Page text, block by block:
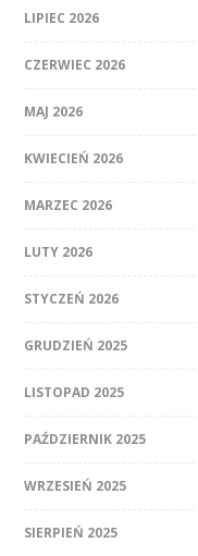
LIPIEC 2026
CZERWIEC 2026
MAJ 2026
KWIECIEŃ 2026
MARZEC 2026
LUTY 2026
STYCZEŃ 2026
GRUDZIEŃ 2025
LISTOPAD 2025
PAŹDZIERNIK 2025
WRZESIEŃ 2025
SIERPIEŃ 2025